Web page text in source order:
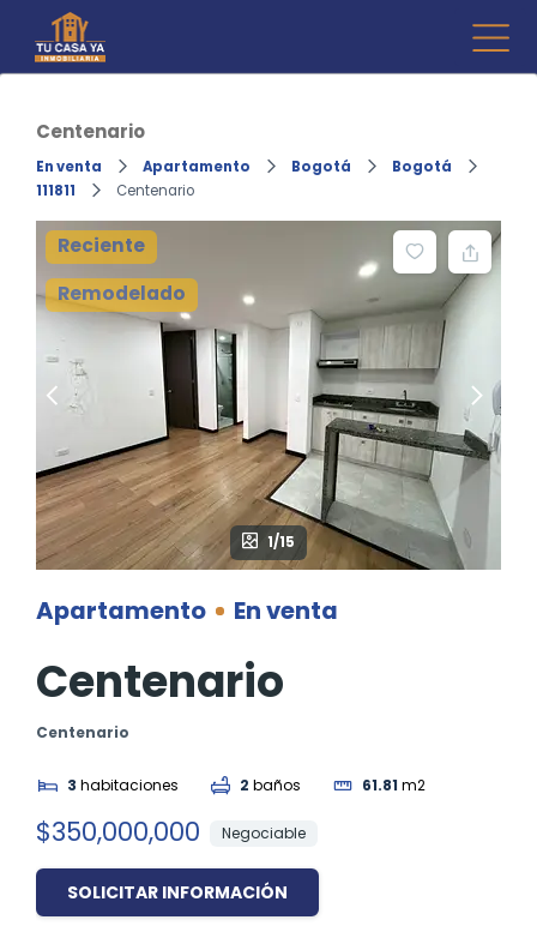
content
Centenario
En venta Apartamento Bogotá
Bogotá
111811
Centenario
Reciente
Remodelado
1/15
Apartamento En venta
Centenario
Centenario
3 habitaciones 2 baños 61.81 m2
$350,000,000 Negociable
SOLICITAR INFORMACIÓN